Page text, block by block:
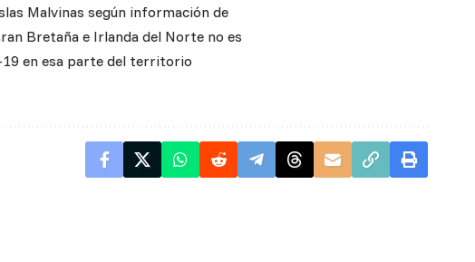
Malvinas según información de
Bretaña e Irlanda del Norte no es
en esa parte del territorio